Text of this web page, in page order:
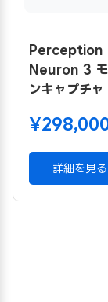
Perception
Neuron 3 モ
ンキャプチャ
詳細を見る